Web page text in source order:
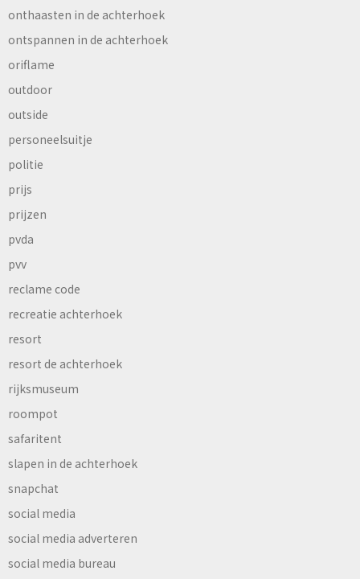
onthaasten in de achterhoek
ontspannen in de achterhoek
oriflame
outdoor
outside
personeelsuitje
politie
prijs
prijzen
pvda
pvv
reclame code
recreatie achterhoek
resort
resort de achterhoek
rijksmuseum
roompot
safaritent
slapen in de achterhoek
snapchat
social media
social media adverteren
social media bureau